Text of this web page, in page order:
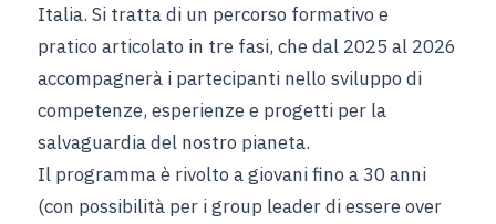
Italia. Si tratta di un percorso formativo e
pratico articolato in tre fasi, che dal 2025 al 2026
accompagnerà i partecipanti nello sviluppo di
competenze, esperienze e progetti per la
salvaguardia del nostro pianeta.
Il programma è rivolto a giovani fino a 30 anni
(con possibilità per i group leader di essere over